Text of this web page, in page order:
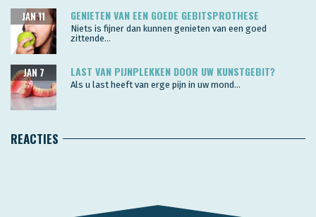
GENIETEN VAN EEN GOEDE GEBITSPROTHESE
JAN 11
Niets is fijner dan kunnen genieten van een goed
zittende...
LAST VAN PIJNPLEKKEN DOOR UW KUNSTGEBIT?
JAN 7
Als u last heeft van erge pijn in uw mond...
REACTIES